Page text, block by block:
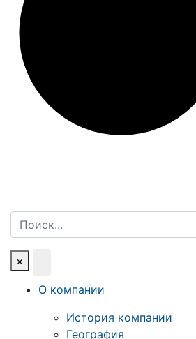
Поиск
×
О компании
История компании
География